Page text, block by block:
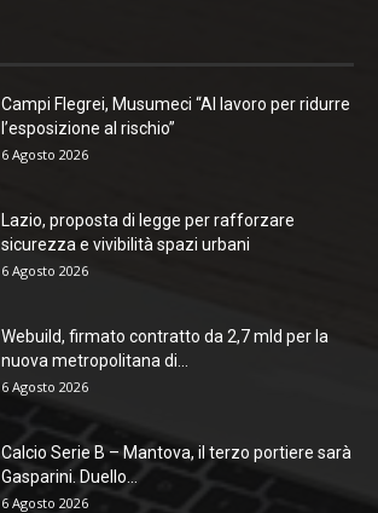
Campi Flegrei, Musumeci “Al lavoro per ridurre
l’esposizione al rischio”
6 Agosto 2026
Lazio, proposta di legge per rafforzare
sicurezza e vivibilità spazi urbani
6 Agosto 2026
Webuild, firmato contratto da 2,7 mld per la
nuova metropolitana di...
6 Agosto 2026
Calcio Serie B – Mantova, il terzo portiere sarà
Gasparini. Duello...
6 Agosto 2026